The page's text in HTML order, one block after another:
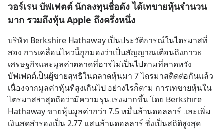
วอร์เรน บัฟเฟตต์ นักลงทุนชื่อดัง ได้เทขายหุ้นจำนวน
มาก รวมถึงหุ้น Apple ถึงครึ่งหนึ่ง
บริษัท Berkshire Hathaway เป็นประวัติการณ์ในไตรมาสที่
สอง การเคลื่อนไหวนี้ถูกมองว่าเป็นสัญญาณเตือนถึงภาวะ
เศรษฐกิจและมูลค่าตลาดที่อาจไม่เป็นไปตามที่คาดหวัง
บัฟเฟตต์เป็นผู้ขายสุทธิในตลาดหุ้นมา 7 ไตรมาสติดต่อกันแล้ว
เนื่องจากมูลค่าหุ้นที่สูงเกินไป อย่างไรก็ตาม การเทขายหุ้นใน
ไตรมาสล่าสุดถือว่ามีความรุนแรงมากขึ้น โดย Berkshire
Hathaway ขายหุ้นมูลค่ากว่า 7.5 หมื่นล้านดอลลาร์ และเพิ่ม
เงินสดสำรองเป็น 2.77 แสนล้านดอลลาร์ ซึ่งเป็นสถิติสูงสุด